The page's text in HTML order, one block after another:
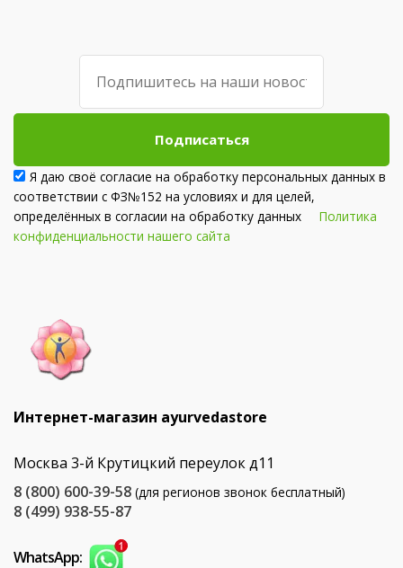
Подписаться
Я даю своё согласие на обработку персональных данных в
соответствии с ФЗ№152 на условиях и для целей,
определённых в согласии на обработку данных Политика
конфиденциальности нашего сайта
Интернет-магазин ayurvedastore
Москва 3-й Крутицкий переулок д11
8 (800) 600-39-58 (для регионов звонок бесплатный)
8 (499) 938-55-87
WhatsApp: